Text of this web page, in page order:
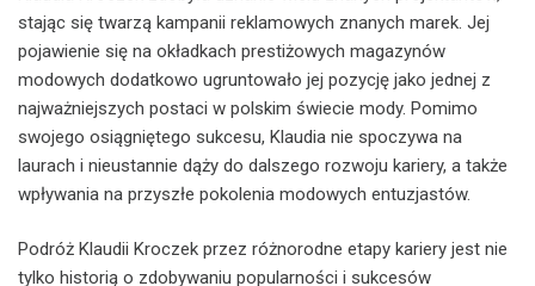
stając się twarzą kampanii reklamowych znanych marek. Jej
pojawienie się na okładkach prestiżowych magazynów
modowych dodatkowo ugruntowało jej pozycję jako jednej z
najważniejszych postaci w polskim świecie mody. Pomimo
swojego osiągniętego sukcesu, Klaudia nie spoczywa na
laurach i nieustannie dąży do dalszego rozwoju kariery, a także
wpływania na przyszłe pokolenia modowych entuzjastów.
Podróż Klaudii Kroczek przez różnorodne etapy kariery jest nie
tylko historią o zdobywaniu popularności i sukcesów